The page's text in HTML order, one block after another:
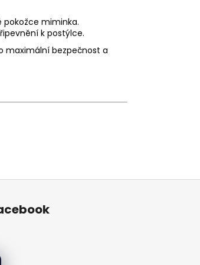
pokožce miminka.
k postýlce.
maximální bezpečnost a